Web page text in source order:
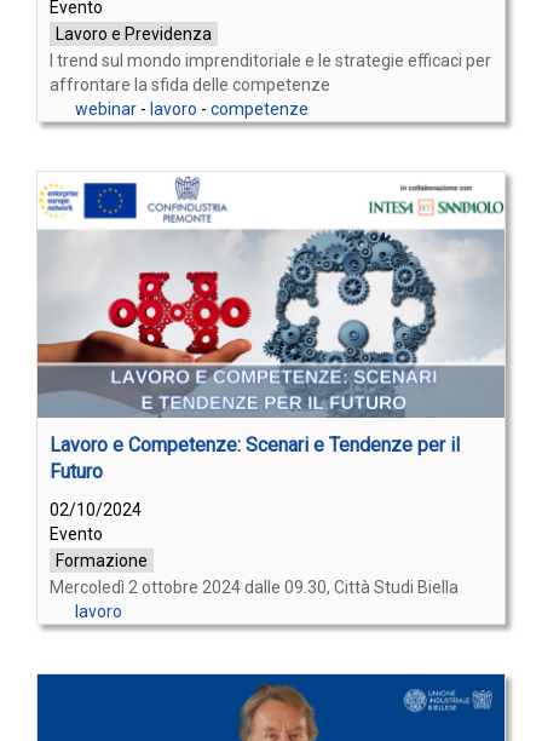
Evento
Lavoro e Previdenza
I trend sul mondo imprenditoriale e le strategie efficaci per
affrontare la sfida delle competenze
webinar- lavoro - competenze
Lavoro e Competenze: Scenari e Tendenze per il
Futuro
02/10/2024
Evento
Formazione
Mercoledì 2 ottobre 2024 dalle 09.30, Città Studi Biella
lavoro